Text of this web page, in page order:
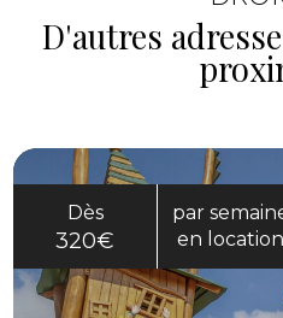
D'autres
Dès
320€
par
en location